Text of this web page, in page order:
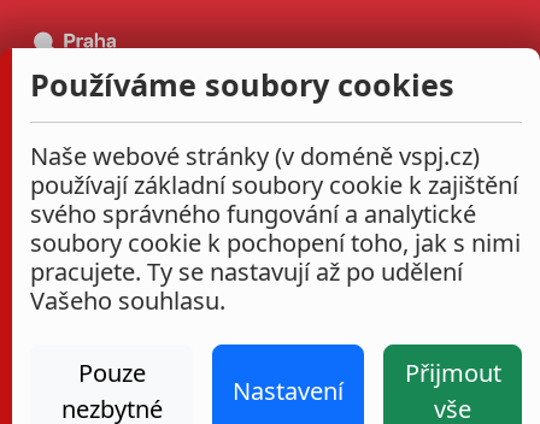
Používáme soubory cookies
Naše webové stránky (v doméně vspj.cz)
používají základní soubory cookie k zajištění
svého správného fungování a analytické
soubory cookie k pochopení toho, jak s nimi
pracujete. Ty se nastavují až po udělení
Vašeho souhlasu.
Pouze
nezbytné
Nastavení
Přijmout
vše